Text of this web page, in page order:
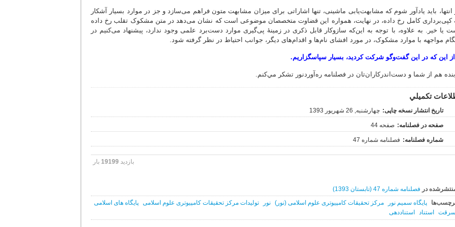
انتها، باید یادآور شوم که مشابهت‌یابی ماشینی، تنها اشاراتی برای میزان مشابهت متون فراهم می‌سازد و جز در موارد بسیار آشکار
کپی‌برداری کامل رخ داده، در نهایت، همواره این قضاوت متخصصان موضوعی است که نشان می‌دهد در متن مشکوک تقلب رخ داده
یا خیر. به علاوه، با توجه به این‌که سازوکار قابل ذکری در زمینۀ پی‌گیری موارد دست‌برد علمی وجود ندارد، پیشنهاد می‌کنیم در
مواجهه با موارد مشکوک، در مورد افشای نام‌ها و اقدام‌های دیگر، جوانب احتیاط در نظر گرفته شود.
این که در این گفت‌وگو شرکت کردید، بسیار سپاسگزاریم.
بنده هم از شما و دست‌اندرکاران‌تان در فصلنامه ره‌آوردنور تشکر مي‌کنم.
تکميلي
تاریخ انتشار نسخه چاپی: چهارشنبه, 26 شهریور 1393
صفحه در فصلنامه: صفحه 44
شماره فصلنامه: فصلنامه شماره 47
بازدید 19199 بار
در فصلنامه شماره 47 (تابستان 1393)
پایگاه سمیم نور مرکز تحقیقات کامپیوتری علوم اسلامی (نور) نور تولیدات مرکز تحقیقات کامپیوتری علوم اسلامی پایگاه های اسلامی
سرقت
استناد استناددهی